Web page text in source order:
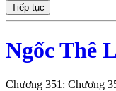
Tiếp tục
Ngốc Thê
Chương 351: Chương